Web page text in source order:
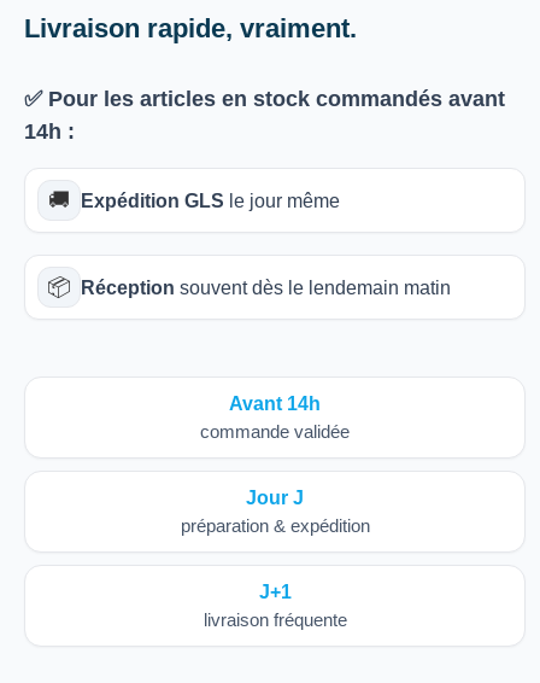
Livraison rapide, vraiment.
✅ Pour les articles en stock commandés avant
14h :
🚚 Expédition GLS le jour même
📦 Réception souvent dès le lendemain matin
Avant 14h
commande validée
Jour J
préparation & expédition
J+1
livraison fréquente